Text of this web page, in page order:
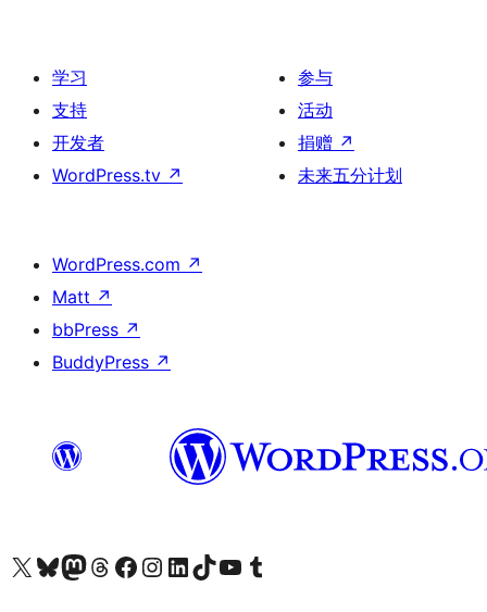
学习
支持
开发者
WordPress.tv ↗
参与
活动
捐赠 ↗
未来五分计划
WordPress.com ↗
Matt ↗
bbPress ↗
BuddyPress ↗
关注我们的 X（原 Twitter）账号访问我们的 Bluesky 账号关注我们的 Mastodon 账号访问我们的 Threads 账号 访问我们的 Facebook 公共主页关注我们的 Instagram 账号 关注我们的 LinkedIn 主页访问我们的 TikTok 账号访问我们的 YouTube 频道 访问我们的 Tumblr 账号